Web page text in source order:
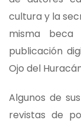
cultura y la
misma
publicación
Ojo del
Algunos de
revistas de